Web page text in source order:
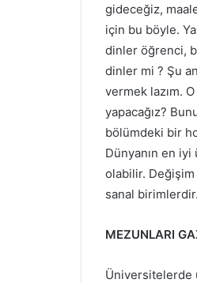
gideceğiz,
için bu böyle.
dinler öğrenci,
dinler mi ? Şu
vermek lazım.
yapacağız?
bölümdeki bir
Dünyanın en
olabilir. Değişim
sanal
MEZUNLARI
Üniversitelerde